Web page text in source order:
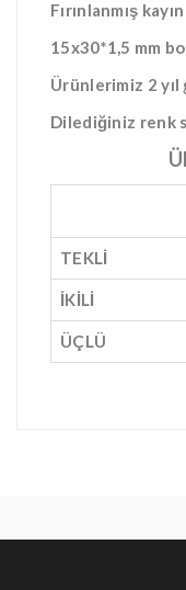
Fırınlanmış
15x30*1,5 mm
Ürünlerimiz 2
Dilediğiniz renk
TEKLİ
İKİLİ
ÜÇLÜ